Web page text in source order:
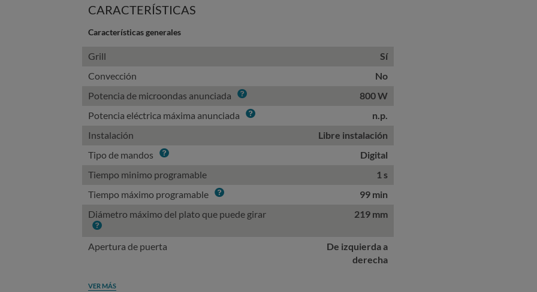
CARACTERÍSTICAS
Características generales
Grill
Sí
Convección
No
Potencia de microondas anunciada Info
800 W
Potencia eléctrica máxima anunciada Info
n.p.
Instalación
Libre instalación
Tipo de mandos Info
Digital
Tiempo minimo programable
1 s
Tiempo máximo programable Info
99 min
Diámetro máximo del plato que puede girar
Info
219 mm
Apertura de puerta
De izquierda a
derecha
VER MÁS